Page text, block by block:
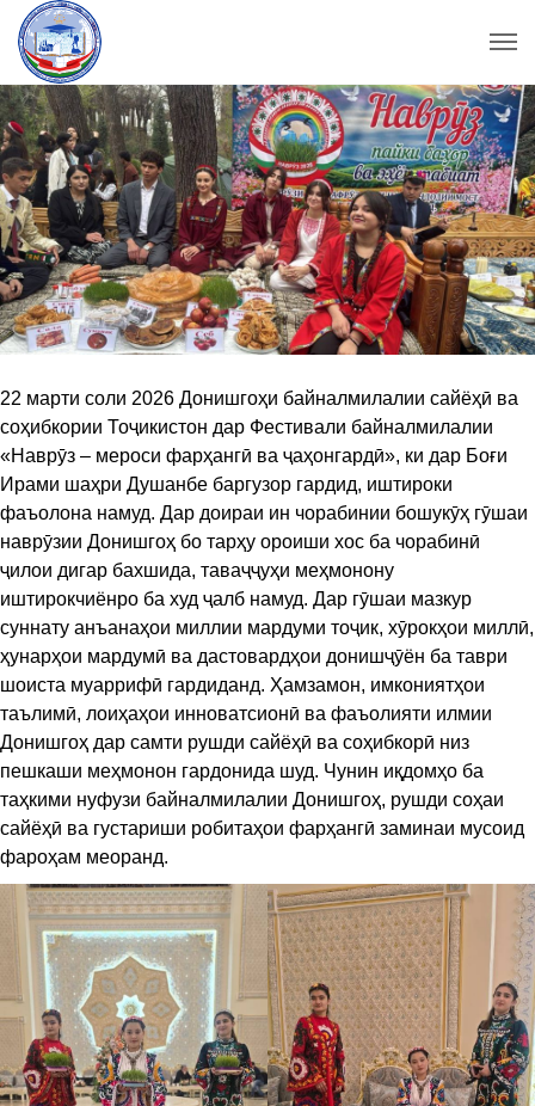
22 марти соли 2026 Донишгоҳи байналмилалии сайёҳӣ ва
соҳибкории Тоҷикистон дар Фестивали байналмилалии
«Наврӯз – мероси фарҳангӣ ва ҷаҳонгардӣ», ки дар Боғи
Ирами шаҳри Душанбе баргузор гардид, иштироки
фаъолона намуд. Дар доираи ин чорабинии бошукӯҳ гӯшаи
наврӯзии Донишгоҳ бо тарҳу ороиши хос ба чорабинӣ
ҷилои дигар бахшида, таваҷҷуҳи меҳмонону
иштирокчиёнро ба худ ҷалб намуд. Дар гӯшаи мазкур
суннату анъанаҳои миллии мардуми тоҷик, хӯрокҳои миллӣ,
ҳунарҳои мардумӣ ва дастовардҳои донишҷӯён ба таври
шоиста муаррифӣ гардиданд. Ҳамзамон, имкониятҳои
таълимӣ, лоиҳаҳои инноватсионӣ ва фаъолияти илмии
Донишгоҳ дар самти рушди сайёҳӣ ва соҳибкорӣ низ
пешкаши меҳмонон гардонида шуд. Чунин иқдомҳо ба
таҳкими нуфузи байналмилалии Донишгоҳ, рушди соҳаи
сайёҳӣ ва густариши робитаҳои фарҳангӣ заминаи мусоид
фароҳам меоранд.